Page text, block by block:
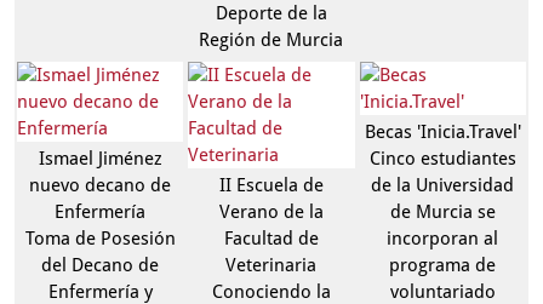
Deporte de la
Región de Murcia
Ismael Jiménez
nuevo decano de
Enfermería
Toma de Posesión
del Decano de
Enfermería y
II Escuela de
Verano de la
Facultad de
Veterinaria
Conociendo la
Becas 'Inicia.Travel'
Cinco estudiantes
de la Universidad
de Murcia se
incorporan al
programa de
voluntariado